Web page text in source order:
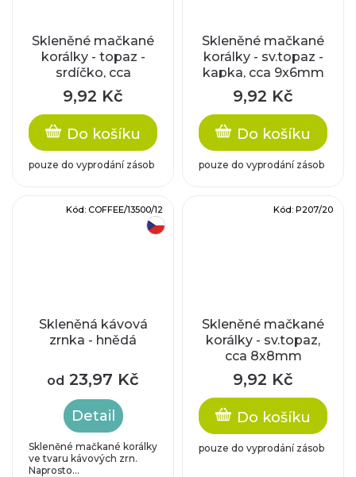
Skleněné mačkané
korálky - topaz -
srdíčko, cca
10x10x4mm
9,92 Kč
Do košíku
pouze do vyprodání zásob
Skleněné mačkané
korálky - sv.topaz -
kapka, cca 9x6mm
9,92 Kč
Do košíku
pouze do vyprodání zásob
Skleněná kávová
zrnka - hnědá
od 23,97 Kč
Detail
Skleněné mačkané korálky
ve tvaru kávových zrn.
Naprosto...
Kód: COFFEE/13500/12
Skleněné mačkané
korálky - sv.topaz,
cca 8x8mm
9,92 Kč
Do košíku
pouze do vyprodání zásob
Kód: P207/20